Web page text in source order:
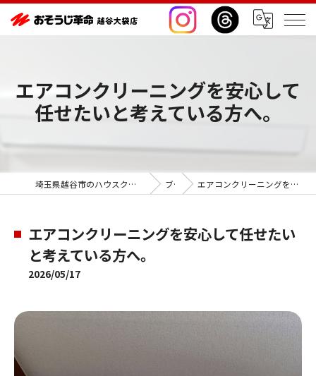
エアコンクリーニングを安心して
任せたいと考えている方へ。
埼玉県越谷市のハウスクリーニングならおそうじ革命越谷大袋店 ブログ エアコンクリーニングを安心して任せたいと考えている方へ。
エアコンクリーニングを安心して任せたい
と考えている方へ。
2026/05/17